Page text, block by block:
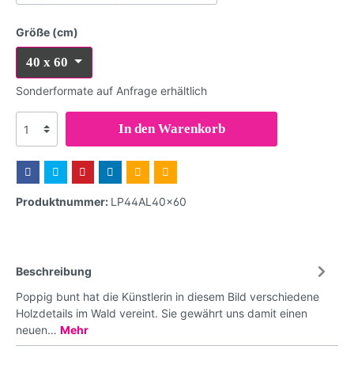
Größe (cm)
40 x 60
Sonderformate auf Anfrage erhältlich
In den Warenkorb
Produktnummer: LP44AL40x60
Beschreibung
Poppig bunt hat die Künstlerin in diesem Bild verschiedene
Holzdetails im Wald vereint. Sie gewährt uns damit einen
neuen… Mehr